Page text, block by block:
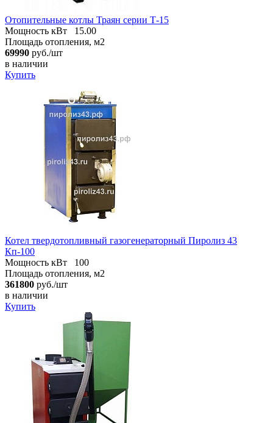
Отопительные котлы Траян серии Т-15
Мощность кВт
15.00
Площадь отопления, м2
69990 руб./шт
в наличии
Купить
Котел твердотопливный газогенераторный Пиролиз 43
Кп-100
Мощность кВт
100
Площадь отопления, м2
361800 руб./шт
в наличии
Купить